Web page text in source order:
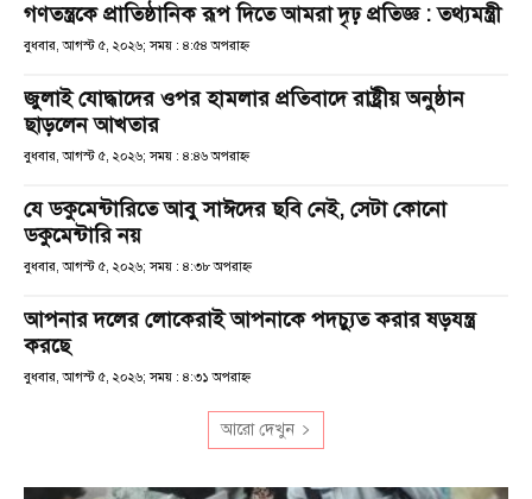
গণতন্ত্রকে প্রাতিষ্ঠানিক রূপ দিতে আমরা দৃঢ় প্রতিজ্ঞ : তথ্যমন্ত্রী
বুধবার, আগস্ট ৫, ২০২৬; সময় : ৪:৫৪ অপরাহ্ণ
জুলাই যোদ্ধাদের ওপর হামলার প্রতিবাদে রাষ্ট্রীয় অনুষ্ঠান
ছাড়লেন আখতার
বুধবার, আগস্ট ৫, ২০২৬; সময় : ৪:৪৬ অপরাহ্ণ
যে ডকুমেন্টারিতে আবু সাঈদের ছবি নেই, সেটা কোনো
ডকুমেন্টারি নয়
বুধবার, আগস্ট ৫, ২০২৬; সময় : ৪:৩৮ অপরাহ্ণ
আপনার দলের লোকেরাই আপনাকে পদচ্যুত করার ষড়যন্ত্র
করছে
বুধবার, আগস্ট ৫, ২০২৬; সময় : ৪:৩১ অপরাহ্ণ
আরো দেখুন